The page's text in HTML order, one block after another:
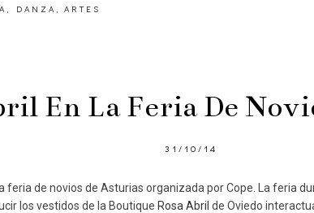
DANZA, ARTES
En La Feria De
31/10/14
feria de novios de Asturias organizada por Cope. La feria
los vestidos de la Boutique Rosa Abril de Oviedo